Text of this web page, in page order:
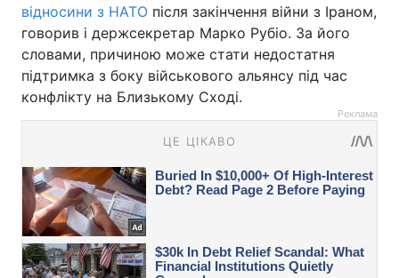
відносини з НАТО після закінчення війни з Іраном,
говорив і держсекретар Марко Рубіо. За його
словами, причиною може стати недостатня
підтримка з боку військового альянсу під час
конфлікту на Близькому Сході.
Реклама